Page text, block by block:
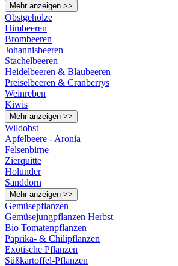
Mehr anzeigen >>
Obstgehölze
Himbeeren
Brombeeren
Johannisbeeren
Stachelbeeren
Heidelbeeren & Blaubeeren
Preiselbeeren & Cranberrys
Weinreben
Kiwis
Mehr anzeigen >>
Wildobst
Apfelbeere - Aronia
Felsenbirne
Zierquitte
Holunder
Sanddorn
Mehr anzeigen >>
Gemüsepflanzen
Gemüsejungpflanzen Herbst
Bio Tomatenpflanzen
Paprika- & Chilipflanzen
Exotische Pflanzen
Süßkartoffel-Pflanzen